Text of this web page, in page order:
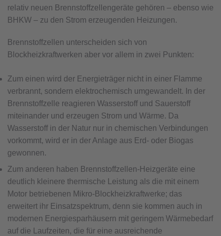
relativ neuen Brennstoffzellengeräte gehören – ebenso wie
BHKW – zu den Strom erzeugenden Heizungen.
Brennstoffzellen unterscheiden sich von
Blockheizkraftwerken aber vor allem in zwei Punkten:
Zum einen wird der Energieträger nicht in einer Flamme
verbrannt, sondern elektrochemisch umgewandelt. In der
Brennstoffzelle reagieren Wasserstoff und Sauerstoff
miteinander und erzeugen Strom und Wärme. Da
Wasserstoff in der Natur nur in chemischen Verbindungen
vorkommt, wird er in der Anlage aus Erd- oder Biogas
gewonnen.
Zum anderen haben Brennstoffzellen-Heizgeräte eine
deutlich kleinere thermische Leistung als die mit einem
Motor betriebenen Mikro-Blockheizkraftwerke; das
erweitert ihr Einsatzspektrum, denn sie kommen auch in
modernen Energiesparhäusern mit geringem Wärmebedarf
auf die Laufzeiten, die für eine ausreichende